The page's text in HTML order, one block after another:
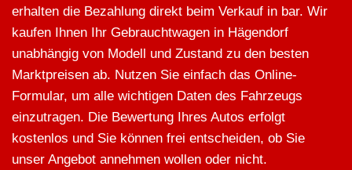
erhalten die Bezahlung direkt beim Verkauf in bar. Wir
kaufen Ihnen Ihr Gebrauchtwagen in Hägendorf
unabhängig von Modell und Zustand zu den besten
Marktpreisen ab. Nutzen Sie einfach das Online-
Formular, um alle wichtigen Daten des Fahrzeugs
einzutragen. Die Bewertung Ihres Autos erfolgt
kostenlos und Sie können frei entscheiden, ob Sie
unser Angebot annehmen wollen oder nicht.